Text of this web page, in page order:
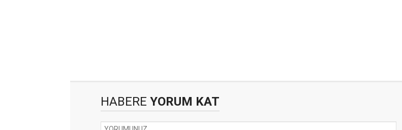
HABERE YORUM KAT